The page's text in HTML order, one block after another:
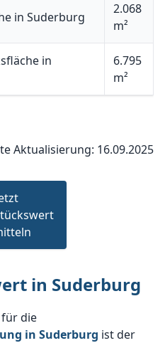
in Suderburg
2.068
m²
in
6.795
m²
Aktualisierung: 16.09.2025
in Suderburg
die
in Suderburg ist der